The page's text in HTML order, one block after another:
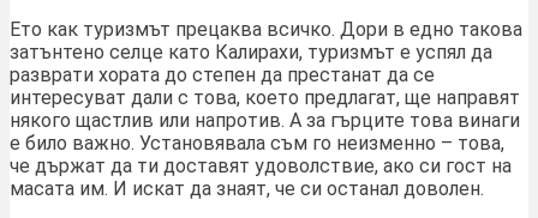
Ето как туризмът прецаква всичко. Дори в едно такова
затънтено селце като Калирахи, туризмът е успял да
разврати хората до степен да престанат да се
интересуват дали с това, което предлагат, ще направят
някого щастлив или напротив. А за гърците това винаги
е било важно. Установявала съм го неизменно – това,
че държат да ти доставят удоволствие, ако си гост на
масата им. И искат да знаят, че си останал доволен.